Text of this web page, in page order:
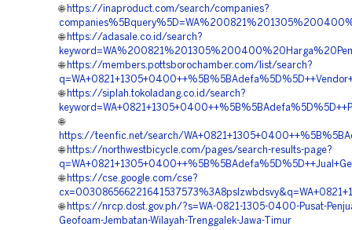
🌐 https://inaproduct.com/search/companies?
🌐 https://adasale.co.id/search?
🌐 https://members.pottsborochamber.com/list/search?
🌐 https://siplah.tokoladang.co.id/search?
🌐
https://teenfic.net/search/
🌐 https://northwestbicycle.com/pages/search-results-page?
🌐 https://cse.google.com/cse?
🌐 https://nrcp.dost.gov.ph/?s=WA-0821-1305-0400-Pusat-
Geofoam-Jembatan-Wilayah-Trenggalek-Jawa-Timur